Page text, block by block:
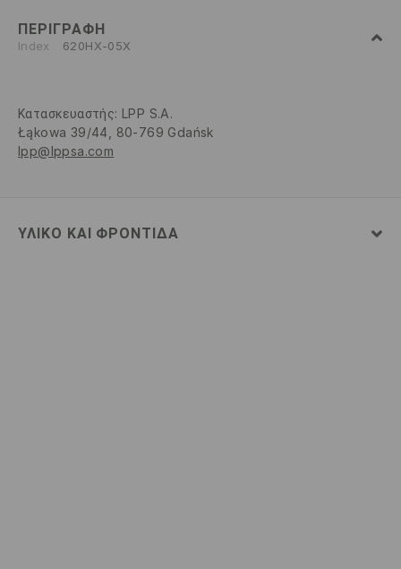
ΠΕΡΙΓΡΑΦΉ
Index 620HX-05X
Κατασκευαστής: LPP S.A.
Łąkowa 39/44, 80-769 Gdańsk
lpp@lppsa.com
ΥΛΙΚΌ ΚΑΙ ΦΡΟΝΤΊΔΑ